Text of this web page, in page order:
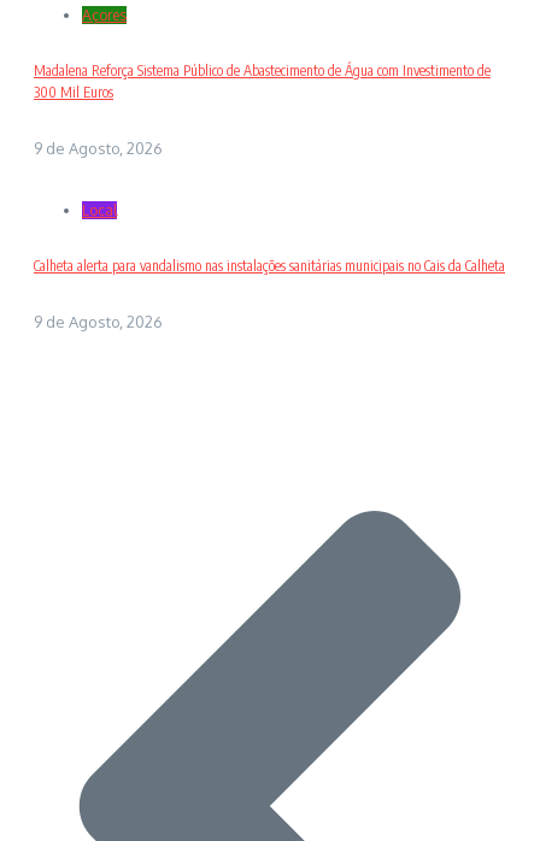
Açores
Madalena Reforça Sistema Público de Abastecimento de Água com Investimento de
300 Mil Euros
9 de Agosto, 2026
Local
Calheta alerta para vandalismo nas instalações sanitárias municipais no Cais da Calheta
9 de Agosto, 2026